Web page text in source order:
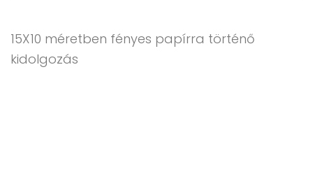
15X10 méretben fényes papírra történő
kidolgozás